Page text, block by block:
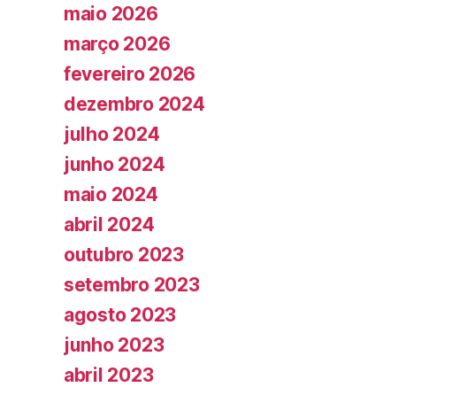
maio 2026
março 2026
fevereiro 2026
dezembro 2024
julho 2024
junho 2024
maio 2024
abril 2024
outubro 2023
setembro 2023
agosto 2023
junho 2023
abril 2023